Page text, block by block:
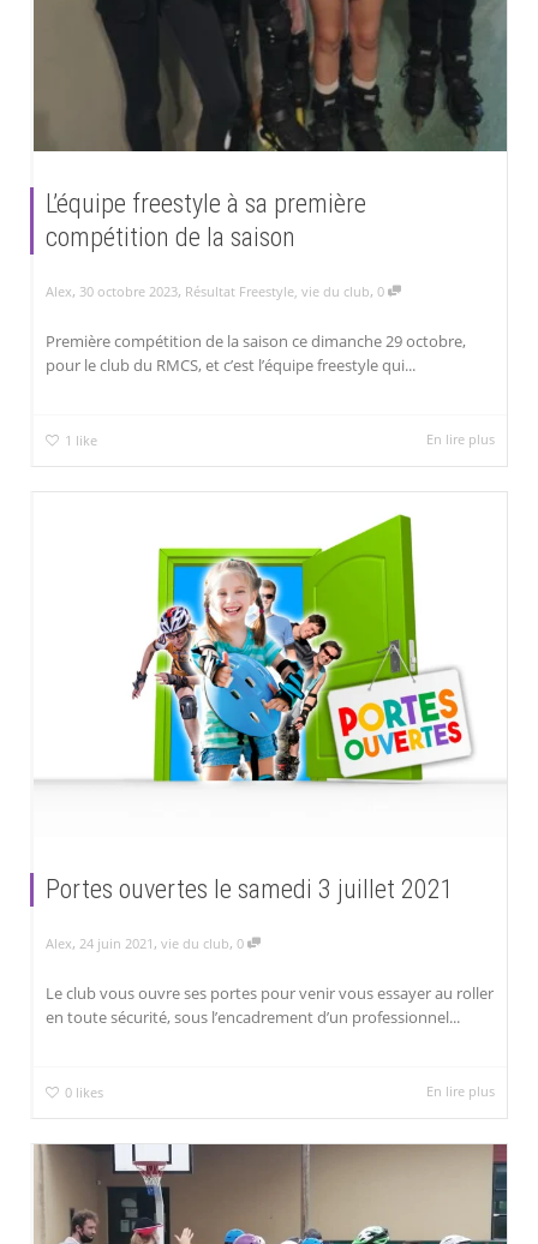
L’équipe freestyle à sa première
compétition de la saison
Alex, 30 octobre 2023, Résultat Freestyle, vie du club, 0
Première compétition de la saison ce dimanche 29 octobre,
pour le club du RMCS, et c’est l’équipe freestyle qui...
1 like En lire plus
Portes ouvertes le samedi 3 juillet 2021
Alex, 24 juin 2021 , vie du club, 0
Le club vous ouvre ses portes pour venir vous essayer au roller
en toute sécurité, sous l’encadrement d’un professionnel...
0 likes En lire plus